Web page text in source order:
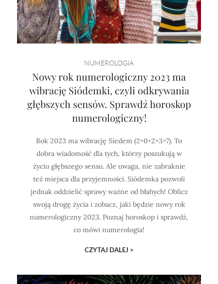
NUMEROLOGIA
Nowy rok numerologiczny 2023 ma
wibrację Siódemki, czyli odkrywania
głębszych sensów. Sprawdź horoskop
numerologiczny!
Rok 2023 ma wibrację Siedem (2+0+2+3=7). To
dobra wiadomość dla tych, którzy poszukują w
życiu głębszego sensu. Ale uwaga, nie zabraknie
też miejsca dla przyjemności. Siódemka pozwoli
jednak oddzielić sprawy ważne od błahych! Oblicz
swoją drogę życia i zobacz, jaki będzie nowy rok
numerologiczny 2023. Poznaj horoskop i sprawdź,
co mówi numerologia!
CZYTAJ DALEJ >